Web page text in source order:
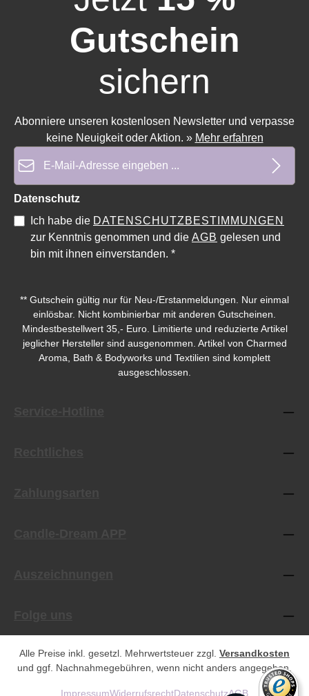
Gutschein
sichern
Abonniere unseren kostenlosen Newsletter und verpasse
keine Neuigkeit oder Aktion. » Mehr erfahren
Datenschutz
Ich habe die DATENSCHUTZBESTIMMUNGEN
zur Kenntnis genommen und die AGB gelesen und
bin mit ihnen einverstanden. *
** Gutschein gültig nur für Neu-/Erstanmeldungen. Nur einmal
einlösbar. Nicht kombinierbar mit anderen Gutscheinen.
Mindestbestellwert 35,- Euro. Limitierte und reduzierte Artikel
jeglicher Hersteller sind ausgenommen. Artikel von Charmed
Aroma, Bath & Bodyworks und Textilien sind komplett
ausgeschlossen.
Alle Preise inkl. gesetzl. Mehrwertsteuer zzgl. Versandkosten
und ggf. Nachnahmegebühren, wenn nicht anders angegeben.
ImpressumWiderrufsrechtDatenschutzAGB